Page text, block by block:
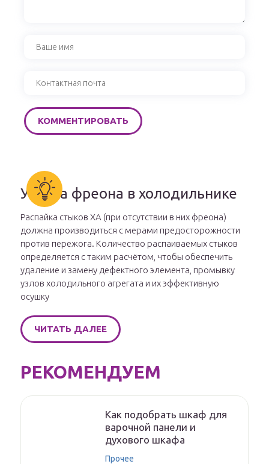
Утечка фреона в холодильнике
Распайка стыков ХА (при отсутствии в них фреона)
должна производиться с мерами предосторожности
против пережога. Количество распаиваемых стыков
определяется с таким расчётом, чтобы обеспечить
удаление и замену дефектного элемента, промывку
узлов холодильного агрегата и их эффективную
осушку
ЧИТАТЬ ДАЛЕЕ
РЕКОМЕНДУЕМ
Как подобрать шкаф для
варочной панели и
духового шкафа
Прочее